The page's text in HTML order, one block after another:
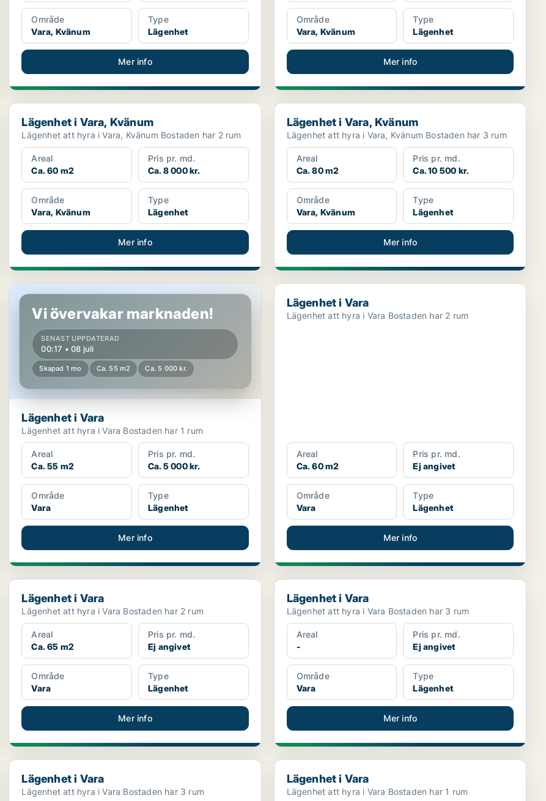
Område
Vara, Kvänum
Type
Lägenhet
Mer info
Område
Vara, Kvänum
Type
Lägenhet
Mer info
Lägenhet i Vara, Kvänum
Lägenhet i Vara, Kvänum
Lägenhet att hyra i Vara, Kvänum Bostaden har 2 rum
Areal
Ca. 60 m2
Pris pr. md.
Ca. 8 000 kr.
Område
Vara, Kvänum
Type
Lägenhet
Mer info
Lägenhet i Vara, Kvänum
Lägenhet i Vara, Kvänum
Lägenhet att hyra i Vara, Kvänum Bostaden har 3 rum
Areal
Ca. 80 m2
Pris pr. md.
Ca. 10 500 kr.
Område
Vara, Kvänum
Type
Lägenhet
Mer info
Lägenhet i Vara
Vi övervakar marknaden!
SENAST UPPDATERAD
00:17 • 08 juli
Skapad 1 mo Ca. 55 m2 Ca. 5 000 kr.
Lägenhet i Vara
Lägenhet att hyra i Vara Bostaden har 1 rum
Areal
Ca. 55 m2
Pris pr. md.
Ca. 5 000 kr.
Område
Vara
Type
Lägenhet
Mer info
Lägenhet i Vara
Lägenhet i Vara
Lägenhet att hyra i Vara Bostaden har 2 rum
Areal
Ca. 60 m2
Pris pr. md.
Ej angivet
Område
Vara
Type
Lägenhet
Mer info
Lägenhet i Vara
Lägenhet i Vara
Lägenhet att hyra i Vara Bostaden har 2 rum
Areal
Ca. 65 m2
Pris pr. md.
Ej angivet
Område
Vara
Type
Lägenhet
Mer info
Lägenhet i Vara
Lägenhet i Vara
Lägenhet att hyra i Vara Bostaden har 3 rum
Areal
-
Pris pr. md.
Ej angivet
Område
Vara
Type
Lägenhet
Mer info
Lägenhet i Vara
Lägenhet i Vara
Lägenhet att hyra i Vara Bostaden har 3 rum
Lägenhet i Vara
Lägenhet i Vara
Lägenhet att hyra i Vara Bostaden har 1 rum